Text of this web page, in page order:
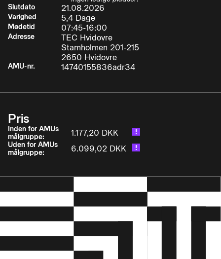
Slutdato
21.08.2026
Varighed 5,4 Dage
Mødetid 07:45-16:00
Adresse
TEC Hvidovre
Stamholmen 201-215
2650 Hvidovre
AMU-nr. 14740155836adr34
Pris
Inden for AMUs
målgruppe:
1.177,20 DKK
Uden for AMUs
målgruppe:
6.099,02 DKK